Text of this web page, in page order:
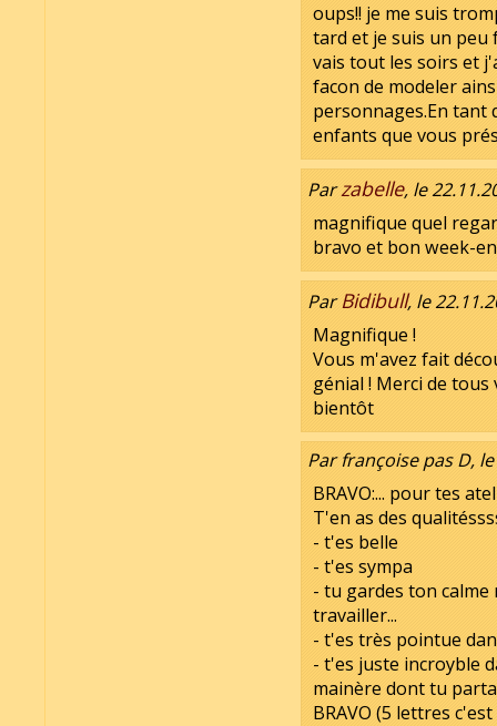
oups!! je me suis
tard et je suis un peu
vais tout les soirs et
facon de modeler
personnages.En tant
enfants que vous
Parzabelle, le
magnifique quel
bravo et bon week-
ParBidibull, le
Magnifique !
Vous m'avez fait
génial ! Merci de
bientôt
Par françoise pas D,
BRAVO:... pour tes
T'en as des
- t'es belle
- t'es sympa
- tu gardes ton
travailler...
- t'es très pointue
- t'es juste incroyble
mainère dont tu
BRAVO (5 lettres